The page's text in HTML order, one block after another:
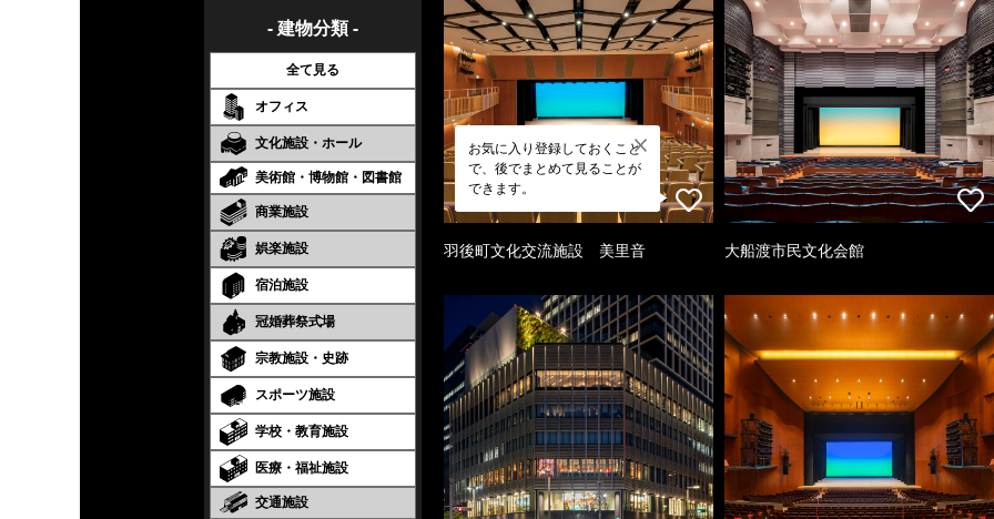
- 建物分類 -
全て見る
オフィス
文化施設・ホール
美術館・博物館・図書館
商業施設
娯楽施設
宿泊施設
冠婚葬祭式場
宗教施設・史跡
スポーツ施設
学校・教育施設
医療・福祉施設
交通施設
お気に入り登録しておくこと
で、後でまとめて見ることが
できます。
羽後町文化交流施設 美里音 大船渡市民文化会館